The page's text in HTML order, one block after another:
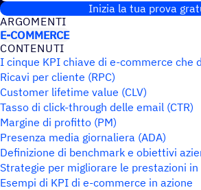
Inizia la tua prova
ARGO­MENTI
E-COMMERCE
CONTE­NUTI
I cinque KPI chiave di e-commerce che
Ricavi per cliente (RPC)
Customer lifetime value (CLV)
Tasso di click-through delle email (CTR)
Margine di profitto (PM)
Presenza media giornaliera (ADA)
Definizione di benchmark e obiettivi
Strategie per migliorare le prestazioni
Esempi di KPI di e-commerce in azione